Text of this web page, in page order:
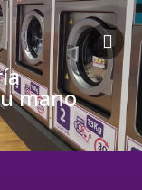
mano